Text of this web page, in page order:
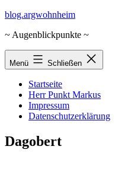
Zum
springen
blog.argwohnheim
~ Augenblickpunkte ~
Menü Schließen
Startseite
Herr Punkt Markus
Impressum
Datenschutzerklärung
Dagobert